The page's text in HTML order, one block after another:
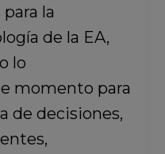
la
de la EA,
lo
momento para
de decisiones,